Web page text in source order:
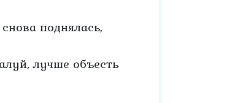
поднялась,
лучше объесть